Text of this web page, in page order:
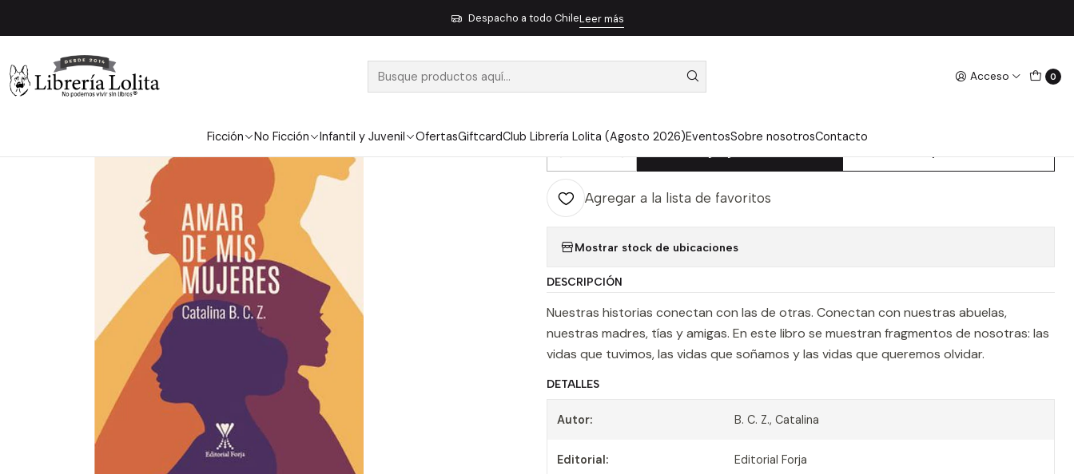
Acceso 0
Ficción No Ficción Infantil y Juvenil OfertasGiftcardClub Librería Lolita (Agosto 2026)EventosSobre nosotrosContacto
Despacho a todo ChileLeer más
Pendiente 24 Amar De Mis Mujeres - B. C. Z., Catalina
AMAR DE MIS MUJERES - B. C. Z.,
Cantidad
Agregar a la lista de favoritos
Mostrar stock de ubicaciones
DESCRIPCIÓN
Nuestras historias conectan con las de otras. Conectan con nuestras abuelas,
nuestras madres, tías y amigas. En este libro se muestran fragmentos de nosotras: las
vidas que tuvimos, las vidas que soñamos y las vidas que queremos olvidar.
DETALLES
Autor: B. C. Z., Catalina
Editorial: Editorial Forja